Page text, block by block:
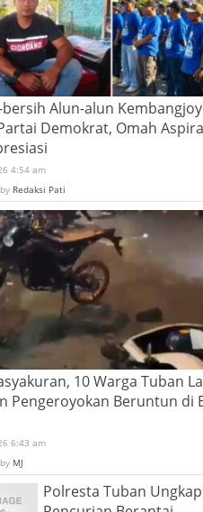
Alun-alun
Demokrat, Omah
4:54 am
Redaksi Pati
10 Warga Tuban
Pengeroyokan Beruntun di
6:43 am
MJ
Polresta Tuban